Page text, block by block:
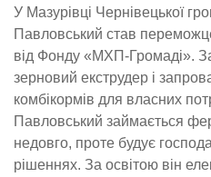
У Мазурівці Чернівецької
Павловський став
від Фонду «МХП-Громаді».
зерновий екструдер і
комбікормів для власних
Павловський займається
недовго, проте будує
рішеннях. За освітою він